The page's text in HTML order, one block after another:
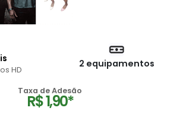
HD
2 equipamentos
Taxa de Adesão
R$ 1,90*